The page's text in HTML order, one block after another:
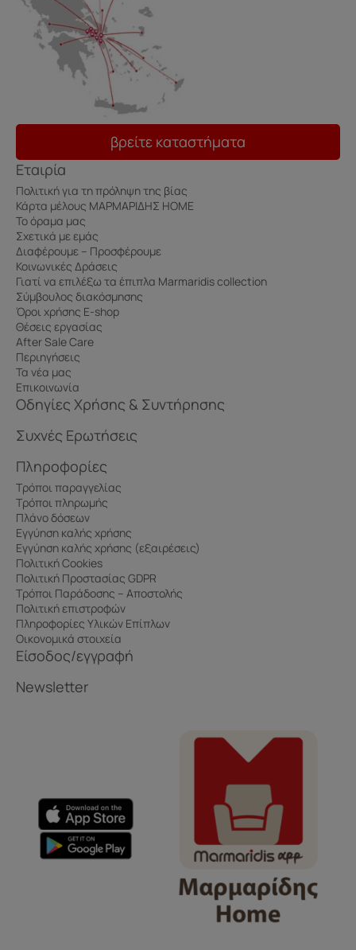
βρείτε καταστήματα
Εταιρία
Πολιτική για τη πρόληψη της βίας
Κάρτα μέλους ΜΑΡΜΑΡΙΔΗΣ HOME
Το όραμα μας
Σχετικά με εμάς
Διαφέρουμε – Προσφέρουμε
Κοινωνικές Δράσεις
Γιατί να επιλέξω τα έπιπλα Marmaridis collection
Σύμβουλος διακόσμησης
Όροι χρήσης E-shop
Θέσεις εργασίας
After Sale Care
Περιηγήσεις
Τα νέα μας
Επικοινωνία
Οδηγίες Χρήσης & Συντήρησης
Συχνές Ερωτήσεις
Πληροφορίες
Τρόποι παραγγελίας
Τρόποι πληρωμής
Πλάνο δόσεων
Εγγύηση καλής χρήσης
Εγγύηση καλής χρήσης (εξαιρέσεις)
Πολιτική Cookies
Πολιτική Προστασίας GDPR
Τρόποι Παράδοσης – Αποστολής
Πολιτική επιστροφών
Πληροφορίες Υλικών Επίπλων
Οικονομικά στοιχεία
Είσοδος/εγγραφή
Newsletter